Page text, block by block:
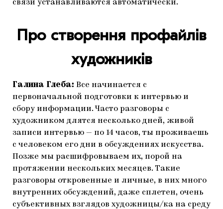
связи устанавливаются автоматически.
Про створення профайлів
художників
Галина Глеба: Все начинается с
первоначальной подготовки к интервью и
сбору информации. Часто разговоры с
художником длятся несколько дней, живой
записи интервью — по 14 часов, ты проживаешь
с человеком его дни в обсуждениях искусства.
Позже мы расшифровываем их, порой на
протяжении нескольких месяцев. Такие
разговоры откровенные и личные, в них много
внутренних обсуждений, даже сплетен, очень
субъективных взглядов художницы/ка на среду